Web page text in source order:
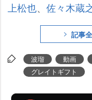
上松也、 佐々木蔵
場した。
記事
波瑠 動画
グレイトギフト